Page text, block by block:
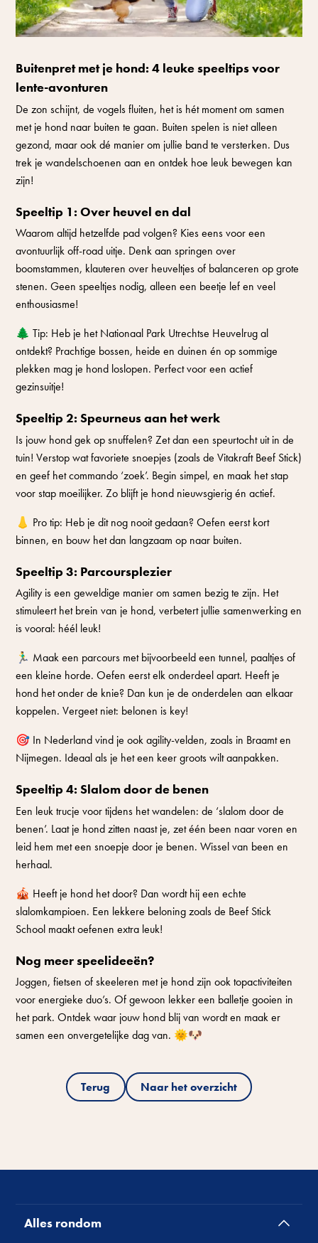
Buitenpret met je hond: 4 leuke speeltips voor
lente-avonturen
De zon schijnt, de vogels fluiten, het is hét moment om samen
met je hond naar buiten te gaan. Buiten spelen is niet alleen
gezond, maar ook dé manier om jullie band te versterken. Dus
trek je wandelschoenen aan en ontdek hoe leuk bewegen kan
zijn!
Speeltip 1: Over heuvel en dal
Waarom altijd hetzelfde pad volgen? Kies eens voor een
avontuurlijk off-road uitje. Denk aan springen over
boomstammen, klauteren over heuveltjes of balanceren op grote
stenen. Geen speeltjes nodig, alleen een beetje lef en veel
enthousiasme!
🌲 Tip: Heb je het Nationaal Park Utrechtse Heuvelrug al
ontdekt? Prachtige bossen, heide en duinen én op sommige
plekken mag je hond loslopen. Perfect voor een actief
gezinsuitje!
Speeltip 2: Speurneus aan het werk
Is jouw hond gek op snuffelen? Zet dan een speurtocht uit in de
tuin! Verstop wat favoriete snoepjes (zoals de Vitakraft Beef Stick)
en geef het commando ‘zoek’. Begin simpel, en maak het stap
voor stap moeilijker. Zo blijft je hond nieuwsgierig én actief.
👃 Pro tip: Heb je dit nog nooit gedaan? Oefen eerst kort
binnen, en bouw het dan langzaam op naar buiten.
Speeltip 3: Parcoursplezier
Agility is een geweldige manier om samen bezig te zijn. Het
stimuleert het brein van je hond, verbetert jullie samenwerking en
is vooral: héél leuk!
🏃‍♂️ Maak een parcours met bijvoorbeeld een tunnel, paaltjes of
een kleine horde. Oefen eerst elk onderdeel apart. Heeft je
hond het onder de knie? Dan kun je de onderdelen aan elkaar
koppelen. Vergeet niet: belonen is key!
🎯 In Nederland vind je ook agility-velden, zoals in Braamt en
Nijmegen. Ideaal als je het een keer groots wilt aanpakken.
Speeltip 4: Slalom door de benen
Een leuk trucje voor tijdens het wandelen: de ‘slalom door de
benen’. Laat je hond zitten naast je, zet één been naar voren en
leid hem met een snoepje door je benen. Wissel van been en
herhaal.
🎪 Heeft je hond het door? Dan wordt hij een echte
slalomkampioen. Een lekkere beloning zoals de Beef Stick
School maakt oefenen extra leuk!
Nog meer speelideeën?
Joggen, fietsen of skeeleren met je hond zijn ook topactiviteiten
voor energieke duo’s. Of gewoon lekker een balletje gooien in
het park. Ontdek waar jouw hond blij van wordt en maak er
samen een onvergetelijke dag van. 🌞🐶
Terug Naar het overzicht
Alles rondom